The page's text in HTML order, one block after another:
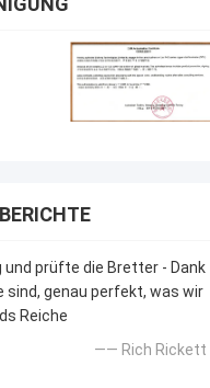
und prüfte die Bretter - Dank
sind, genau perfekt, was wir
Reiche
—— Rich Rickett